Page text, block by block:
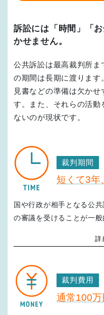
訴訟には「時間」「
かせません。
公共訴訟は最高裁判所
の期間は長期に渡りま
見書などの準備は欠か
す。また、それらの活
ないのが現状です。
裁判期間
短くて3年
国や行政が相手となる公
の審議を受けることが一般
「海外でも国民審査詳
裁判費用
通常100万